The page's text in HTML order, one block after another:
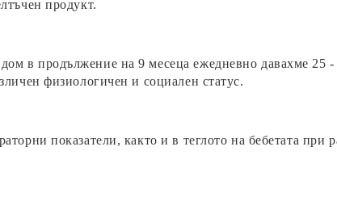
продукт.
в продължение на 9 месеца ежедневно давахме
физиологичен и социален статус.
показатели, както и в теглото на бебетата